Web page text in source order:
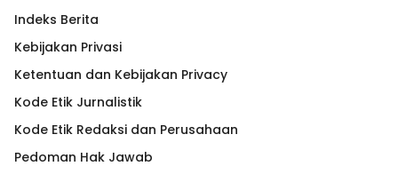
Indeks Berita
Kebijakan Privasi
Ketentuan dan Kebijakan Privacy
Kode Etik Jurnalistik
Kode Etik Redaksi dan Perusahaan
Pedoman Hak Jawab